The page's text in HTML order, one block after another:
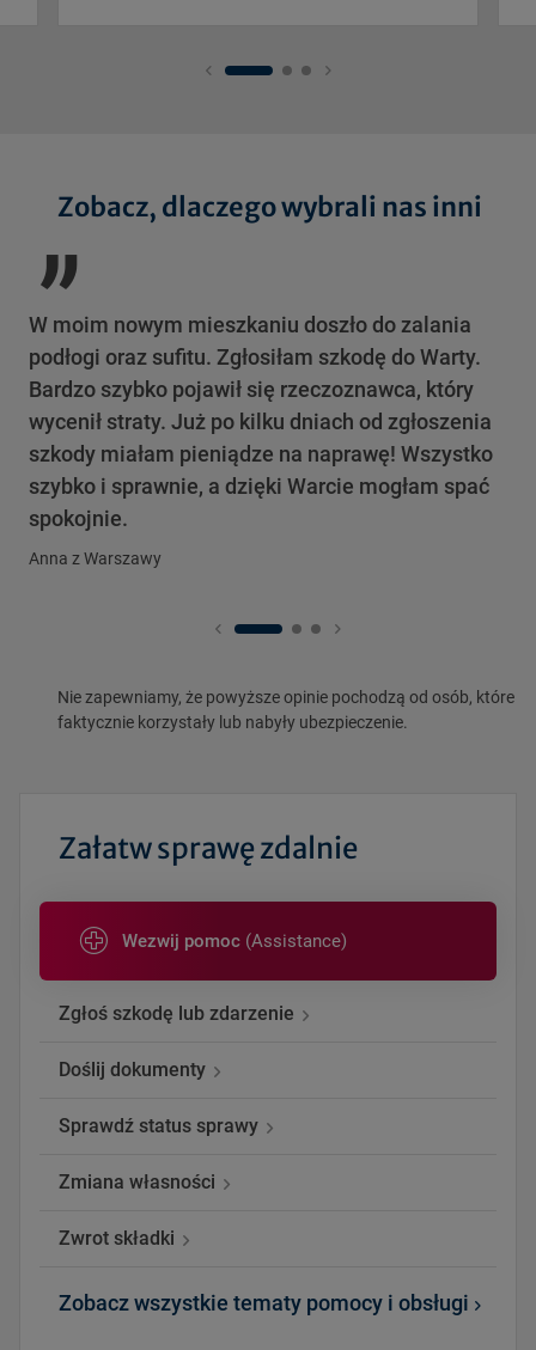
Zobacz, dlaczego wybrali nas inni
„
W moim nowym mieszkaniu doszło do zalania
podłogi oraz sufitu. Zgłosiłam szkodę do Warty.
Bardzo szybko pojawił się rzeczoznawca, który
wycenił straty. Już po kilku dniach od zgłoszenia
szkody miałam pieniądze na naprawę! Wszystko
szybko i sprawnie, a dzięki Warcie mogłam spać
spokojnie.
Anna z Warszawy
Nie zapewniamy, że powyższe opinie pochodzą od osób, które
faktycznie korzystały lub nabyły ubezpieczenie.
Załatw sprawę zdalnie
Wezwij pomoc (Assistance)
Zgłoś szkodę lub zdarzenie
Doślij dokumenty
Sprawdź status sprawy
Zmiana własności
Zwrot składki
Zobacz wszystkie tematy pomocy i obsługi